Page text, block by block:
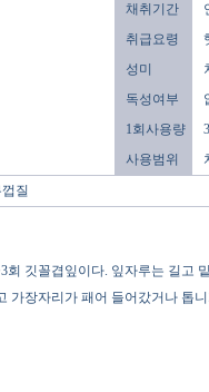
채취기간
취급요령
성미
독성여부
1회사용량
사용범위
질
회 깃꼴겹잎이다. 잎자루는 길고
가장자리가 패어 들어갔거나 톱